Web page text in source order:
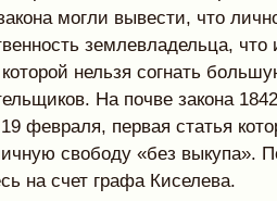
могли вывести, что
землевладельца,
нельзя согнать
На почве закона
февраля, первая статья
свободу «без выкупа».
на счет графа Киселева.